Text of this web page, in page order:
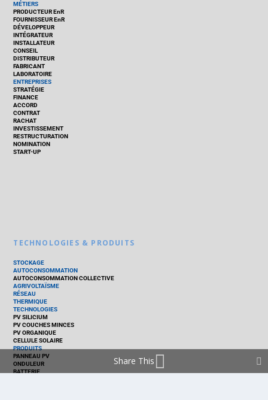
MÉTIERS
PRODUCTEUR EnR
FOURNISSEUR EnR
DÉVELOPPEUR
INTÉGRATEUR
INSTALLATEUR
CONSEIL
DISTRIBUTEUR
FABRICANT
LABORATOIRE
ENTREPRISES
STRATÉGIE
FINANCE
ACCORD
CONTRAT
RACHAT
INVESTISSEMENT
RESTRUCTURATION
NOMINATION
START-UP
TECHNOLOGIES & PRODUITS
STOCKAGE
AUTOCONSOMMATION
AUTOCONSOMMATION COLLECTIVE
AGRIVOLTAÏSME
RÉSEAU
THERMIQUE
TECHNOLOGIES
PV SILICIUM
PV COUCHES MINCES
PV ORGANIQUE
CELLULE SOLAIRE
PRODUITS
PANNEAU PV
ONDULEUR
BATTERIE
Share This